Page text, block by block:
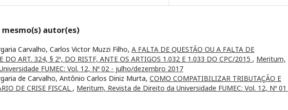
autor(es)
Carvalho, Carlos Victor Muzzi Filho, A FALTA DE QUESTÃO OU A FALTA DE
DO ART. 324, § 2º, DO RISTF, ANTE OS ARTIGOS 1.032 E 1.033 DO CPC/2015 , Meritum,
FUMEC: Vol. 12, Nº 02 - julho/dezembro 2017
de Carvalho, Antônio Carlos Diniz Murta, COMO COMPATIBILIZAR TRIBUTAÇÃO E
DE CRISE FISCAL , Meritum, Revista de Direito da Universidade FUMEC: Vol. 12, Nº